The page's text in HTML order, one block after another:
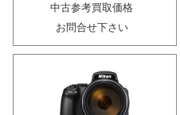
中古参考買取価格
お問合せ下さい